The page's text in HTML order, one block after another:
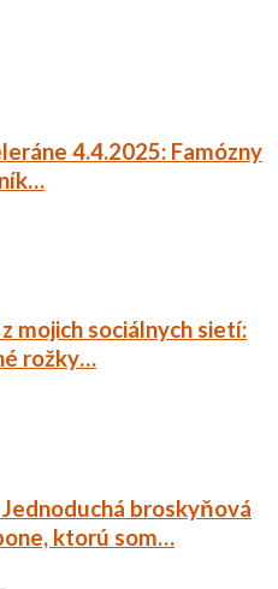
4.4.2025: Famózny
mojich sociálnych sietí:
rožky…
Jednoduchá broskyňová
ktorú som…